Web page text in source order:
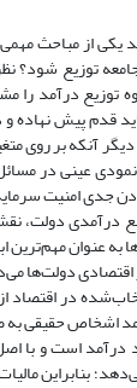
یکی از مباحث
توزیع شود؟
توزیع درآمد
پیش نهاده و
عینی در
امنیت
درآمدی دولت،
به عنوان
دولت‌ها
در
اشخاص حقیقی
درآمد است و
بنابراین